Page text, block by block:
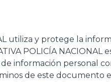
utiliza y protege la
POLICÍA NACIONAL
información personal
de este documento